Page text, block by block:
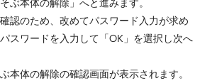
認のため、改めてパスワード入力が求め
スワードを入力して「OK」を選択し次へ
本体の解除の確認画面が表示されます。